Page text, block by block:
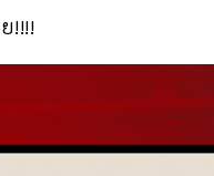
!!!!